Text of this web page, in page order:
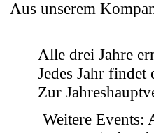
Aus unserem
Alle drei Jahre
Jedes Jahr
Zur
Weitere Events: